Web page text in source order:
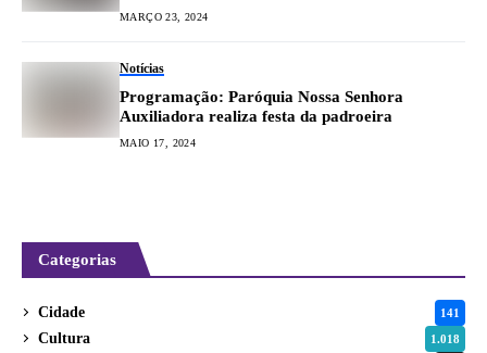
MARÇO 23, 2024
Notícias
Programação: Paróquia Nossa Senhora
Auxiliadora realiza festa da padroeira
MAIO 17, 2024
Categorias
Cidade 141
Cultura 1.018